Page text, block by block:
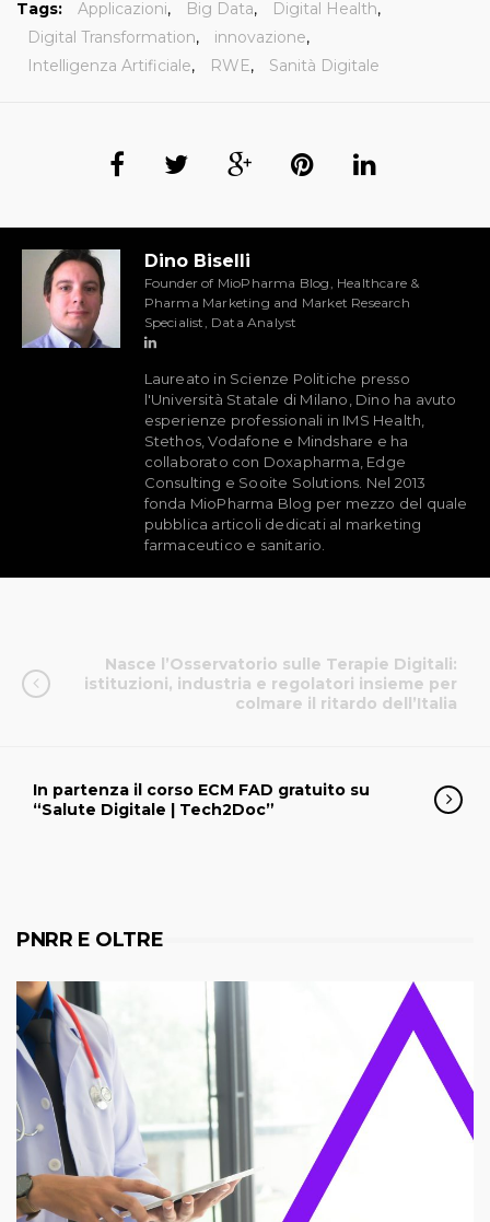
Tags: Applicazioni, Big Data, Digital Health,
Digital Transformation, innovazione,
Intelligenza Artificiale, RWE, Sanità Digitale
Dino Biselli
Founder of MioPharma Blog, Healthcare &
Pharma Marketing and Market Research
Specialist, Data Analyst
Laureato in Scienze Politiche presso
l'Università Statale di Milano, Dino ha avuto
esperienze professionali in IMS Health,
Stethos, Vodafone e Mindshare e ha
collaborato con Doxapharma, Edge
Consulting e Sooite Solutions. Nel 2013
fonda MioPharma Blog per mezzo del quale
pubblica articoli dedicati al marketing
farmaceutico e sanitario.
Nasce l’Osservatorio sulle Terapie Digitali:
istituzioni, industria e regolatori insieme per
colmare il ritardo dell’Italia
In partenza il corso ECM FAD gratuito su
“Salute Digitale | Tech2Doc”
PNRR E OLTRE